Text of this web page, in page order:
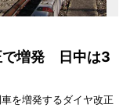
で増発 日中は3
を増発するダイヤ改正